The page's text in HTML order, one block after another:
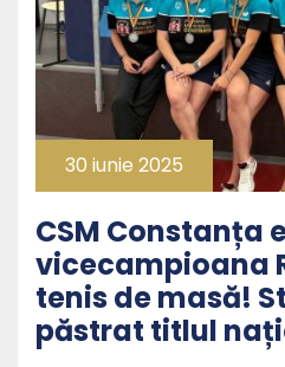
30 iunie 2025
CSM Constanța
vicecampioana
tenis de masă!
păstrat titlul